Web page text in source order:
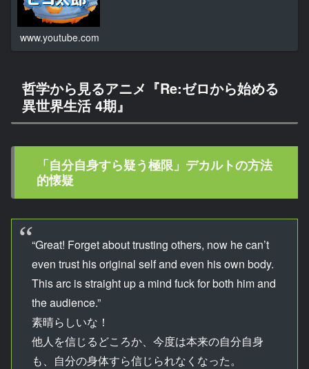
www.youtube.com
哲学から見るアニメ『Re:ゼロから始める
異世界生活 4期』
「自分自身すら疑う極限」デカルトの方法
的懐疑
“Great! Forget about trusting others, now he can’t
even trust his original self and even his own body.
This arc is straight up a mind fuck for both him and
the audience.”
素晴らしいな！
他人を信じるどころか、今度は本来の自分自身
も、自分の身体すら信じられなくなった。